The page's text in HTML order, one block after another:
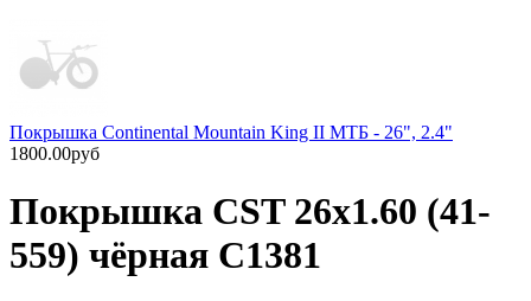
Покрышка Continental Mountain King II MTБ - 26", 2.4"
1800.00руб
Покрышка CST 26x1.60 (41-
559) чёрная C1381